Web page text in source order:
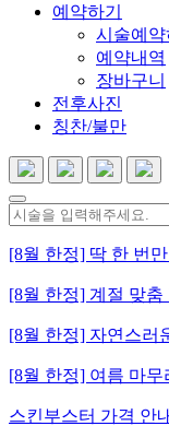
예약하기
시술예약
예약내역
장바구니
전후사진
칭찬/불만
[8월 한정] 딱 한 번
[8월 한정] 계절 맞
[8월 한정] 자연스러
[8월 한정] 여름 마무
스킨부스터 가격 안